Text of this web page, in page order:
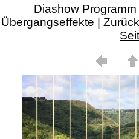
Diashow
Übergangseffekte |